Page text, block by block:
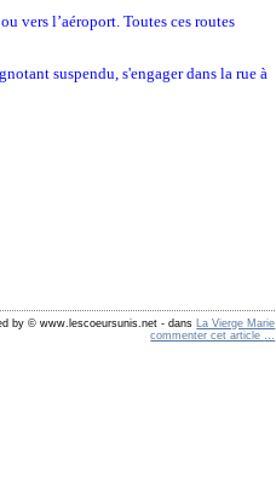
vers l’aéroport. Toutes ces routes
suspendu, s'engager dans la rue à
by © www.lescoeursunis.net - dans La Vierge Marie
commenter cet article …